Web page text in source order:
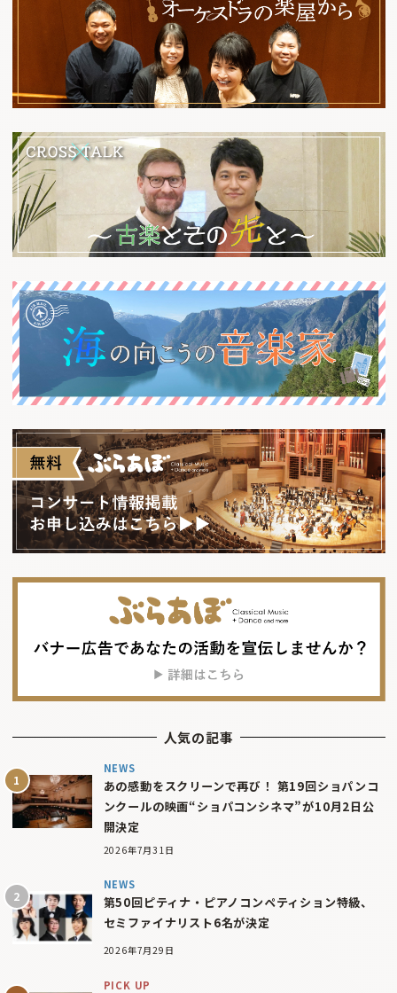
人気の記事
NEWS
あの感動をスクリーンで再び！ 第19回ショパンコ
ンクールの映画“ショパコンシネマ”が10月2日公
開決定
2026年7月31日
NEWS
第50回ピティナ・ピアノコンペティション特級、
セミファイナリスト6名が決定
2026年7月29日
PICK UP